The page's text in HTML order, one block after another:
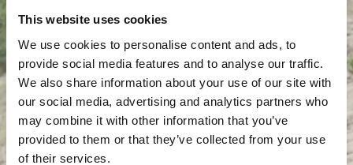
This website uses cookies
We use cookies to personalise content and ads, to
provide social media features and to analyse our traffic.
We also share information about your use of our site with
our social media, advertising and analytics partners who
may combine it with other information that you’ve
provided to them or that they’ve collected from your use
of their services.